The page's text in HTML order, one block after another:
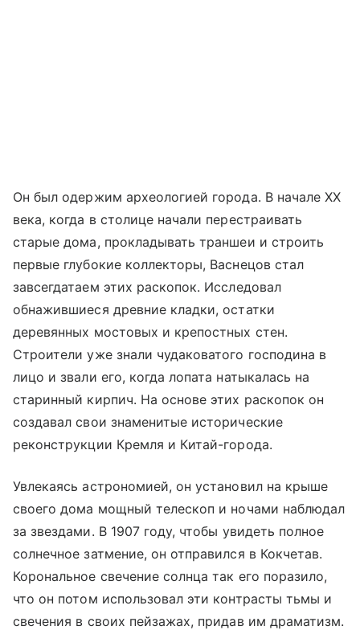
Он был одержим археологией города. В начале XX
века, когда в столице начали перестраивать
старые дома, прокладывать траншеи и строить
первые глубокие коллекторы, Васнецов стал
завсегдатаем этих раскопок. Исследовал
обнажившиеся древние кладки, остатки
деревянных мостовых и крепостных стен.
Строители уже знали чудаковатого господина в
лицо и звали его, когда лопата натыкалась на
старинный кирпич. На основе этих раскопок он
создавал свои знаменитые исторические
реконструкции Кремля и Китай-города.
Увлекаясь астрономией, он установил на крыше
своего дома мощный телескоп и ночами наблюдал
за звездами. В 1907 году, чтобы увидеть полное
солнечное затмение, он отправился в Кокчетав.
Корональное свечение солнца так его поразило,
что он потом использовал эти контрасты тьмы и
свечения в своих пейзажах, придав им драматизм.